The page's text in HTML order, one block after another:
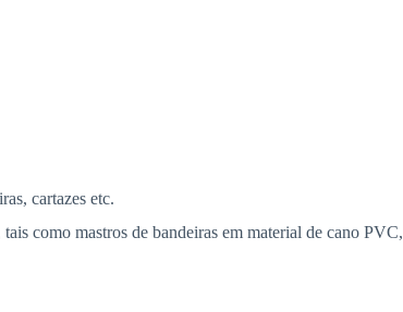
cartazes etc.
mastros de bandeiras em material de cano